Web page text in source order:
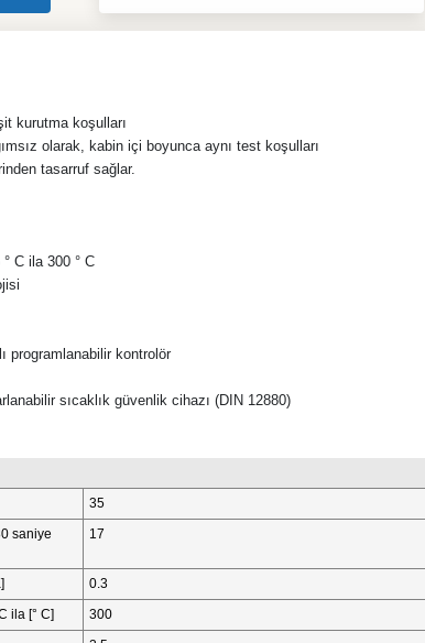
kurutma koşulları
olarak, kabin içi boyunca aynı test koşulları
tasarruf sağlar.
° C ila 300 ° C
programlanabilir kontrolör
sıcaklık güvenlik cihazı (DIN 12880)
35
saniye
17
0.3
ila [° C]
300